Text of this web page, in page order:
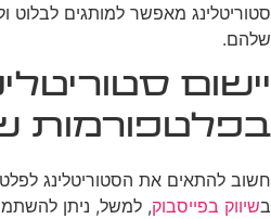
סטוריטלינג מאפשר למותגים לבלוט
שלהם.
יישום
בפלטפורמות
חשוב להתאים את הסטוריטלינג
בשיווק בפייסבוק, למשל, ניתן